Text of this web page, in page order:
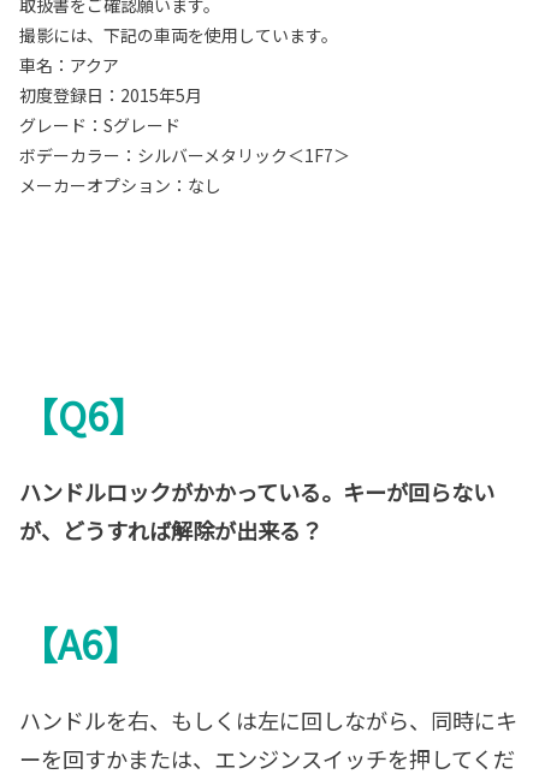
取扱書をご確認願います。
撮影には、下記の車両を使用しています。
車名：アクア
初度登録日：2015年5月
グレード：Sグレード
ボデーカラー：シルバーメタリック＜1F7＞
メーカーオプション：なし
【Q6】
ハンドルロックがかかっている。キーが回らない
が、どうすれば解除が出来る？
【A6】
ハンドルを右、もしくは左に回しながら、同時にキ
ーを回すかまたは、エンジンスイッチを押してくだ